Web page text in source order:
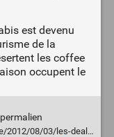
est devenu
de la
les coffee
occupent le
permalien
les-dealers-sont-de-retour